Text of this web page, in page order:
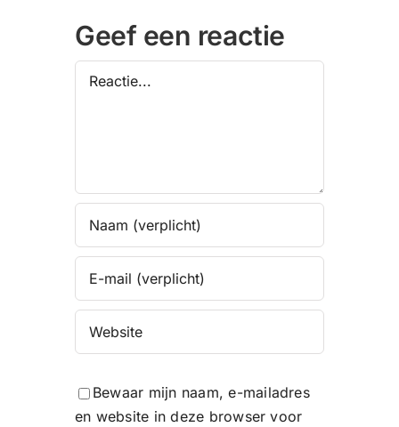
Geef een reactie
Bewaar mijn naam, e-mailadres
en website in deze browser voor